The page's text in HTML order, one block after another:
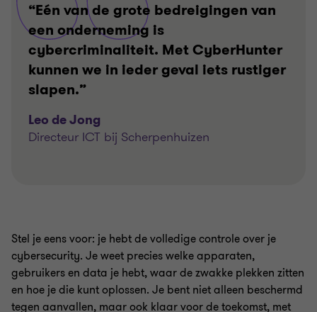
“Eén van de grote bedreigingen van
een onderneming is
cybercriminaliteit. Met CyberHunter
kunnen we in ieder geval iets rustiger
slapen.”
Leo de Jong
Directeur ICT bij Scherpenhuizen
Stel je eens voor: je hebt de volledige controle over je
cybersecurity. Je weet precies welke apparaten,
gebruikers en data je hebt, waar de zwakke plekken zitten
en hoe je die kunt oplossen. Je bent niet alleen beschermd
tegen aanvallen, maar ook klaar voor de toekomst, met